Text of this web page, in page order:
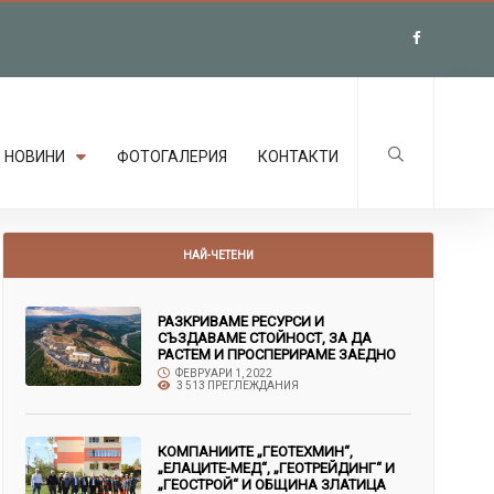
НОВИНИ ФОТОГАЛЕРИЯ КОНТАКТИ
НАЙ-ЧЕТЕНИ
РАЗКРИВАМЕ РЕСУРСИ И
СЪЗДАВАМЕ СТОЙНОСТ, ЗА ДА
РАСТЕМ И ПРОСПЕРИРАМЕ ЗАЕДНО
ФЕВРУАРИ 1, 2022
3 513 ПРЕГЛЕЖДАНИЯ
КОМПАНИИТЕ „ГЕОТЕХМИН“,
„ЕЛАЦИТЕ-МЕД“, „ГЕОТРЕЙДИНГ“ И
„ГЕОСТРОЙ“ И ОБЩИНА ЗЛАТИЦА